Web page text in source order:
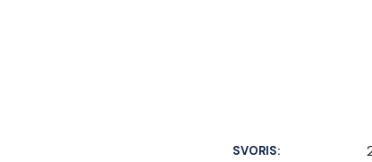
SVORIS: